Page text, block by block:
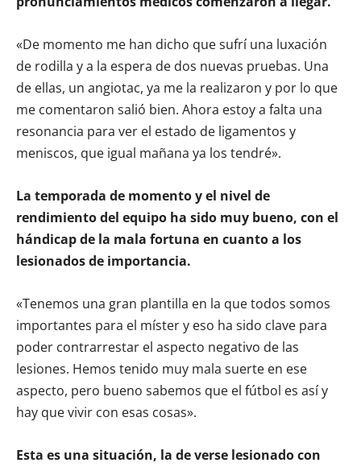
«De momento me han dicho que sufrí una luxación
de rodilla y a la espera de dos nuevas pruebas. Una
de ellas, un angiotac, ya me la realizaron y por lo que
me comentaron salió bien. Ahora estoy a falta una
resonancia para ver el estado de ligamentos y
meniscos, que igual mañana ya los tendré».
La temporada de momento y el nivel de
rendimiento del equipo ha sido muy bueno, con el
hándicap de la mala fortuna en cuanto a los
lesionados de importancia.
«Tenemos una gran plantilla en la que todos somos
importantes para el míster y eso ha sido clave para
poder contrarrestar el aspecto negativo de las
lesiones. Hemos tenido muy mala suerte en ese
aspecto, pero bueno sabemos que el fútbol es así y
hay que vivir con esas cosas».
Esta es una situación, la de verse lesionado con